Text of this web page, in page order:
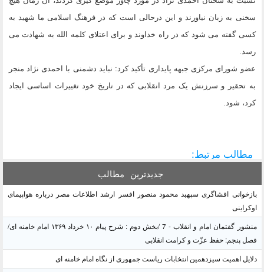
سخنی به زبان نیاورند و این درحالی است که در فرهنگ اسلامی ما شهید به
کسی گفته می شود که در راه خداوند و برای اعتلای کلمه الله به شهادت می
رسد.
عضو شورای مرکزی جبهه پایداری تأکید کرد: نباید دشمنی با احمدی نژاد منجر
به تحقیر و سرزنش یک مرد انقلابی که در تاریخ خود تغییرات اساسی ایجاد
کرد،‌ شود.
مطالب مرتبط:
جدیدترین مطالب
بازخوانی افشاگری سپهبد محمود منصور افسر ارشد اطلاعات مصر درباره هواپیمای
اوکراینی
منشور گفتمان امام و انقلاب - 7 /بخش دوم : شرح پیام ۱۰ خرداد ۱۳۶۹ امام خامنه ای/
فصل پنجم: حفظ عزّت و کرامت انقلابی
دلایل اهمیت سیزدهمین انتخابات ریاست جمهوری از نگاه امام خامنه ای